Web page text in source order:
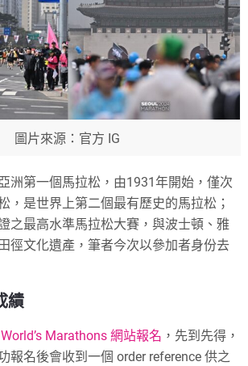
圖片來源：官方 IG
洲第一個馬拉松，由1931年開始，僅次
，是世界上第二個最有歷史的馬拉松；
之最高水準馬拉松大賽，與波士頓、雅
徑文化遺產，筆者今次以參加者身份去
績
World’s Marathons 網站報名 ，先到先得，
報名後會收到一個 order reference 供之